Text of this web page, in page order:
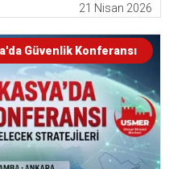
21 Nisan 2026
Güvenlik Konferansı